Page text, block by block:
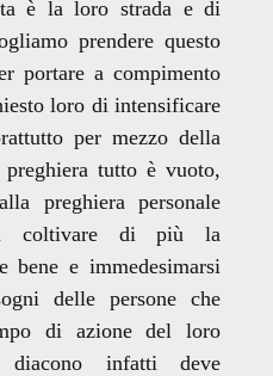
è la loro strada e di
prendere questo
portare a compimento
loro di intensificare
per mezzo della
preghiera tutto è vuoto,
preghiera personale
coltivare di più la
bene e immedesimarsi
delle persone che
di azione del loro
infatti deve